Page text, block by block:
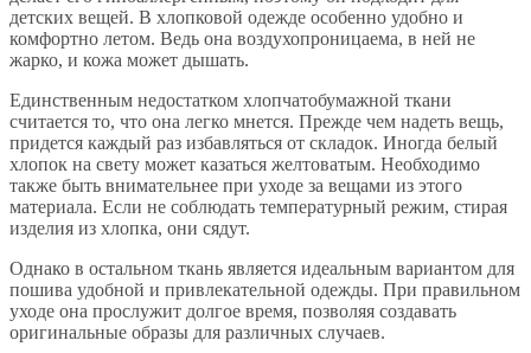
детских вещей. В хлопковой одежде особенно удобно и
комфортно летом. Ведь она воздухопроницаема, в ней не
жарко, и кожа может дышать.
Единственным недостатком хлопчатобумажной ткани
считается то, что она легко мнется. Прежде чем надеть вещь,
придется каждый раз избавляться от складок. Иногда белый
хлопок на свету может казаться желтоватым. Необходимо
также быть внимательнее при уходе за вещами из этого
материала. Если не соблюдать температурный режим, стирая
изделия из хлопка, они сядут.
Однако в остальном ткань является идеальным вариантом для
пошива удобной и привлекательной одежды. При правильном
уходе она прослужит долгое время, позволяя создавать
оригинальные образы для различных случаев.